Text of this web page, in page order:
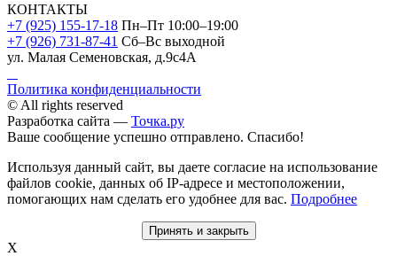
КОНТАКТЫ
+7 (925) 155-17-18 Пн–Пт 10:00–19:00
+7 (926) 731-87-41 Сб–Вс выходной
ул. Малая Семеновская, д.9с4А
Политика конфиденциальности
© All rights reserved
Разработка сайта — Точка.ру
Ваше сообщение успешно отправлено. Спасибо!
Используя данный сайт, вы даете согласие на использование
файлов cookie, данных об IP-адресе и местоположении,
помогающих нам сделать его удобнее для вас. Подробнее
Принять и закрыть
X